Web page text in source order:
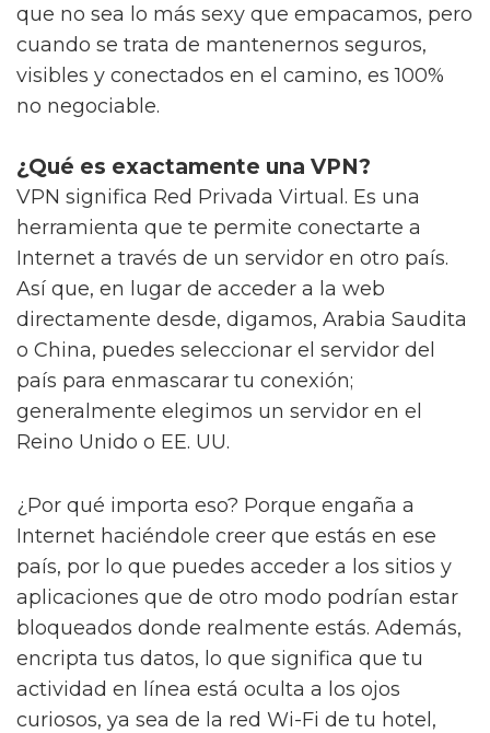
que no sea lo más sexy que empacamos, pero
cuando se trata de mantenernos seguros,
visibles y conectados en el camino, es 100%
no negociable.
¿Qué es exactamente una VPN?
VPN significa Red Privada Virtual. Es una
herramienta que te permite conectarte a
Internet a través de un servidor en otro país.
Así que, en lugar de acceder a la web
directamente desde, digamos, Arabia Saudita
o China, puedes seleccionar el servidor del
país para enmascarar tu conexión;
generalmente elegimos un servidor en el
Reino Unido o EE. UU.
¿Por qué importa eso? Porque engaña a
Internet haciéndole creer que estás en ese
país, por lo que puedes acceder a los sitios y
aplicaciones que de otro modo podrían estar
bloqueados donde realmente estás. Además,
encripta tus datos, lo que significa que tu
actividad en línea está oculta a los ojos
curiosos, ya sea de la red Wi-Fi de tu hotel,